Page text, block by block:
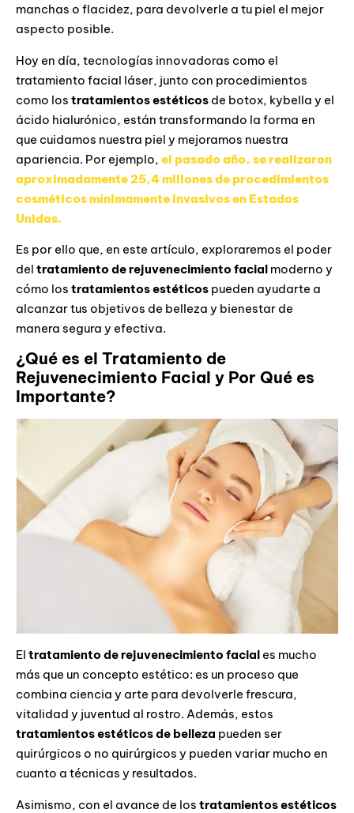
manchas o flacidez, para devolverle a tu piel el mejor
aspecto posible.
Hoy en día, tecnologías innovadoras como el
tratamiento facial láser, junto con procedimientos
como los tratamientos estéticos de botox, kybella y el
ácido hialurónico, están transformando la forma en
que cuidamos nuestra piel y mejoramos nuestra
apariencia. Por ejemplo, el pasado año, se realizaron
aproximadamente 25,4 millones de procedimientos
cosméticos mínimamente invasivos en Estados
Unidos.
Es por ello que, en este artículo, exploraremos el poder
del tratamiento de rejuvenecimiento facial moderno y
cómo los tratamientos estéticos pueden ayudarte a
alcanzar tus objetivos de belleza y bienestar de
manera segura y efectiva.
¿Qué es el Tratamiento de
Rejuvenecimiento Facial y Por Qué es
Importante?
El tratamiento de rejuvenecimiento facial es mucho
más que un concepto estético: es un proceso que
combina ciencia y arte para devolverle frescura,
vitalidad y juventud al rostro. Además, estos
tratamientos estéticosde belleza pueden ser
quirúrgicos o no quirúrgicos y pueden variar mucho en
cuanto a técnicas y resultados.
Asimismo, con el avance de los tratamientos estéticos